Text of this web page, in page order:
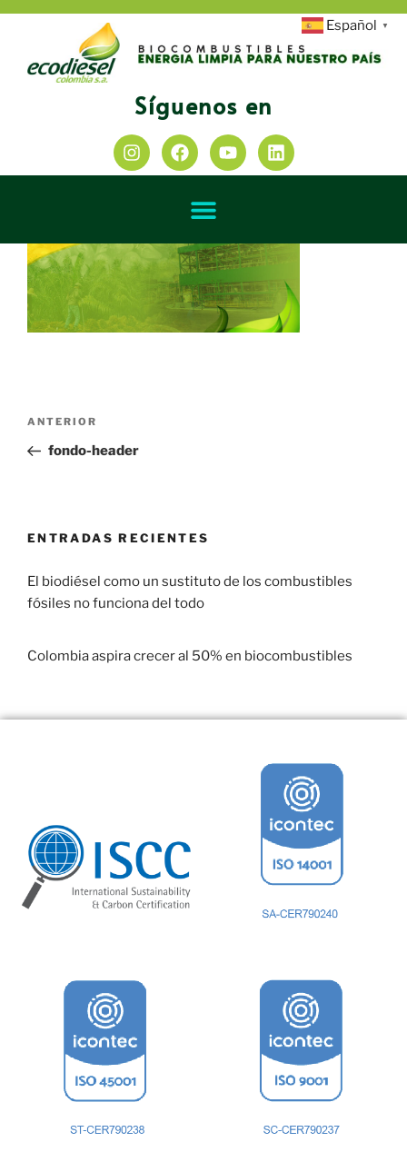
Síguenos en
ANTERIOR
fondo-header
ENTRADAS RECIENTES
El biodiésel como un sustituto de los combustibles
fósiles no funciona del todo
Colombia aspira crecer al 50% en biocombustibles
Español ▼